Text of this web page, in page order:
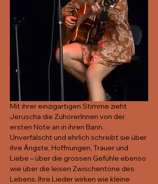
Mit ihrer einzigartigen Stimme zieht
Jeruscha die ZuhörerInnen von der
ersten Note an in ihren Bann.
Unverfälscht und ehrlich schreibt sie über
ihre Ängste, Hoffnungen, Trauer und
Liebe – über die grossen Gefühle ebenso
wie über die leisen Zwischentöne des
Lebens. Ihre Lieder wirken wie kleine